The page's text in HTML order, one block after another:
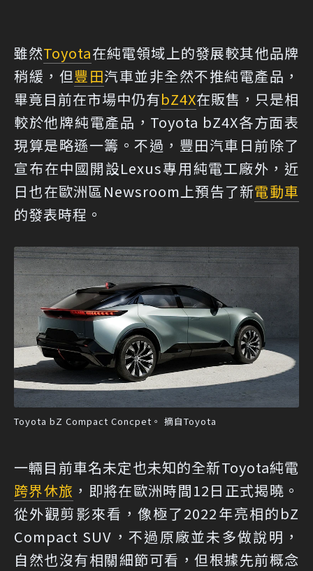
雖然Toyota在純電領域上的發展較其他品牌
稍緩，但豐田汽車並非全然不推純電產品，
畢竟目前在市場中仍有bZ4X在販售，只是相
較於他牌純電產品，Toyota bZ4X各方面表
現算是略遜一籌。不過，豐田汽車日前除了
宣布在中國開設Lexus專用純電工廠外，近
日也在歐洲區Newsroom上預告了新電動車
的發表時程。
Toyota bZ Compact Concpet。 摘自Toyota
一輛目前車名未定也未知的全新Toyota純電
跨界休旅 ，即將在歐洲時間12日正式揭曉。
從外觀剪影來看，像極了2022年亮相的bZ
Compact SUV，不過原廠並未多做說明，
自然也沒有相關細節可看，但根據先前概念